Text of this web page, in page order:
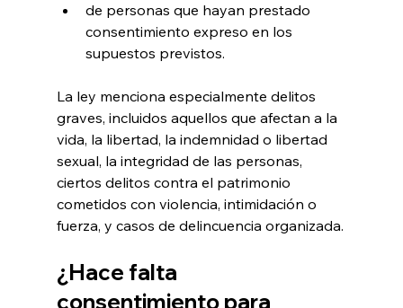
de personas que hayan prestado
consentimiento expreso en los
supuestos previstos.
La ley menciona especialmente delitos
graves, incluidos aquellos que afectan a la
vida, la libertad, la indemnidad o libertad
sexual, la integridad de las personas,
ciertos delitos contra el patrimonio
cometidos con violencia, intimidación o
fuerza, y casos de delincuencia organizada.
¿Hace falta
consentimiento para